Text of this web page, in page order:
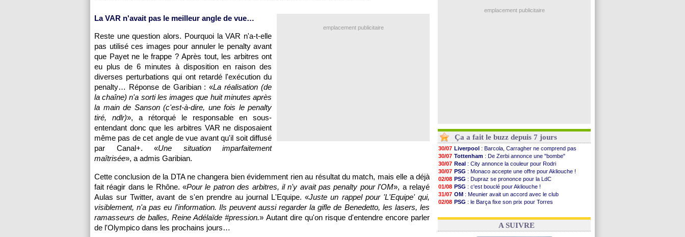
emplacement publicitaire
La VAR n'avait pas le meilleur angle de vue…
Reste une question alors. Pourquoi la VAR n'a-t-elle
pas utilisé ces images pour annuler le penalty avant
que Payet ne le frappe ? Après tout, les arbitres ont
eu plus de 6 minutes à disposition en raison des
diverses perturbations qui ont retardé l'exécution du
penalty… Réponse de Garibian : «La réalisation (de
la chaîne) n'a sorti les images que huit minutes après
la main de Sanson (c'est-à-dire, une fois le penalty
tiré, ndlr)», a rétorqué le responsable en sous-
entendant donc que les arbitres VAR ne disposaient
même pas de cet angle de vue avant qu'il soit diffusé
par Canal+. «Une situation imparfaitement
maîtrisée», a admis Garibian.
Cette conclusion de la DTA ne changera bien évidemment rien au résultat du match, mais elle a déjà
fait réagir dans le Rhône. «Pour le patron des arbitres, il n'y avait pas penalty pour l'OM», a relayé
Aulas sur Twitter, avant de s'en prendre au journal L'Equipe. «Juste un rappel pour 'L'Equipe' qui,
visiblement, n'a pas eu l'information. Ils peuvent aussi regarder la gifle de Benedetto, les lasers, les
ramasseurs de balles, Reine Adélaïde #pression.» Autant dire qu'on risque d'entendre encore parler
de l'Olympico dans les prochains jours…
: Zabiri n'est pas fan de la L1
emplacement publicitaire
Ça a fait le buzz depuis 7 jours
30/07 Liverpool : Barcola, Carragher ne comprend pas
30/07 Tottenham : De Zerbi annonce une "bombe"
30/07 Real : City annonce la couleur pour Rodri
30/07 PSG : Monaco accepte une offre pour Akliouche !
02/08 PSG : Dupraz se prononce pour la LdC
01/08 PSG : c'est bouclé pour Akliouche !
31/07 OM : Meunier avait un accord avec le club
02/08 PSG : le Barça fixe son prix pour Torres
03/08 FIFA: Infantino sollicite Trump
A SUIVRE